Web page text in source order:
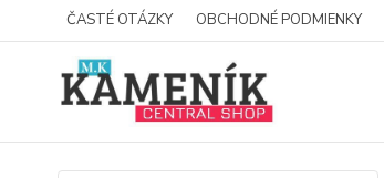
ČASTÉ OTÁZKY OBCHODNÉ PODMIENKY